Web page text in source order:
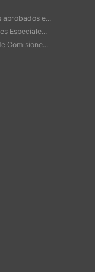
aprobados e...
Especiale...
Comisione...